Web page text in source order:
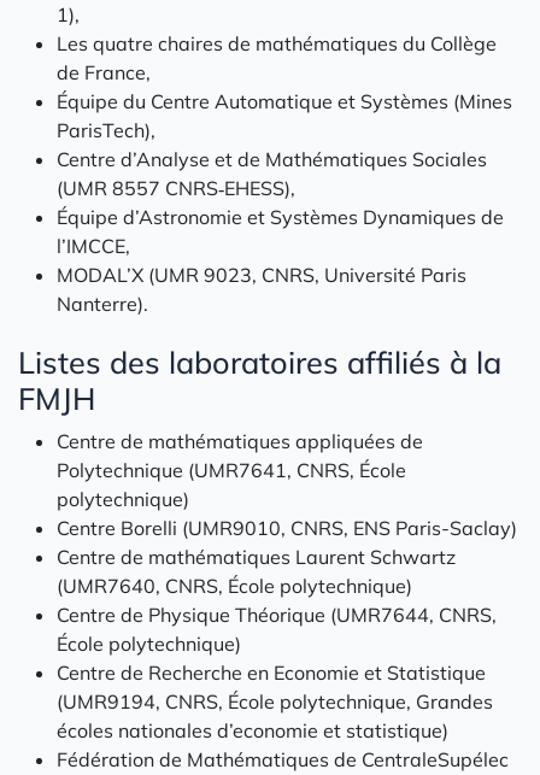
1),
Les quatre chaires de mathématiques du Collège
de France,
Équipe du Centre Automatique et Systèmes (Mines
ParisTech),
Centre d’Analyse et de Mathématiques Sociales
(UMR 8557 CNRS‑EHESS),
Équipe d’Astronomie et Systèmes Dynamiques de
l’IMCCE,
MODAL’X (UMR 9023, CNRS, Université Paris
Nanterre).
Listes des laboratoires affiliés à la
FMJH
Centre de mathématiques appliquées de
Polytechnique (UMR7641, CNRS, École
polytechnique)
Centre Borelli (UMR9010, CNRS, ENS Paris-Saclay)
Centre de mathématiques Laurent Schwartz
(UMR7640, CNRS, École polytechnique)
Centre de Physique Théorique (UMR7644, CNRS,
École polytechnique)
Centre de Recherche en Economie et Statistique
(UMR9194, CNRS, École polytechnique, Grandes
écoles nationales d’economie et statistique)
Fédération de Mathématiques de CentraleSupélec